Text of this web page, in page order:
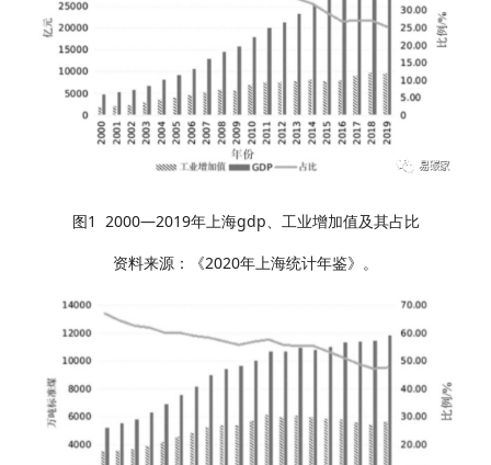
图1 2000—2019年上海gdp、工业增加值及其占比
资料来源：《2020年上海统计年鉴》。